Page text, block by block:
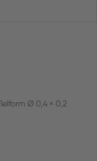
Ø 0,4 × 0,2